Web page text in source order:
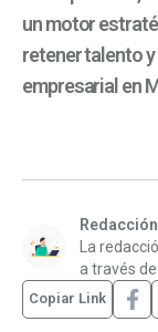
un motor
retener talento
empresarial en
La
a través
Copiar Link